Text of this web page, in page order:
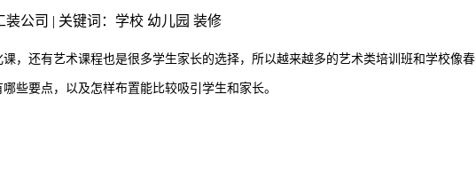
装公司 | 关键词： ​学校 幼儿园 装修
还有艺术课程也是很多学生家长的选择，所以越来越多的艺术类培训班和学校像春
些要点，以及怎样布置能比较吸引学生和家长。